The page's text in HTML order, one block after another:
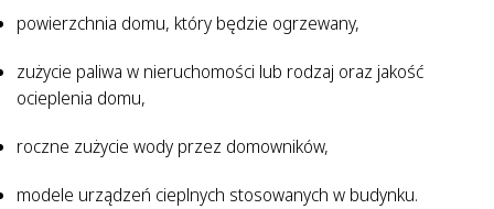
powierzchnia domu, który będzie ogrzewany,
zużycie paliwa w nieruchomości lub rodzaj oraz jakość
ocieplenia domu,
roczne zużycie wody przez domowników,
modele urządzeń cieplnych stosowanych w budynku.